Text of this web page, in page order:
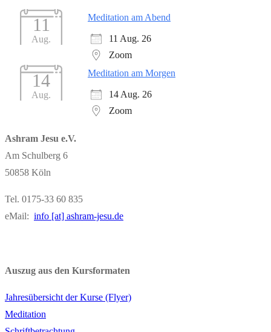
11
Aug.
Meditation am Abend
11 Aug. 26
Zoom
14
Aug.
Meditation am Morgen
14 Aug. 26
Zoom
Ashram Jesu e.V.
Am Schulberg 6
50858 Köln
Tel. 0175-33 60 835
eMail: info [at] ashram-jesu.de
Auszug aus den Kursformaten
Jahresübersicht der Kurse (Flyer)
Meditation